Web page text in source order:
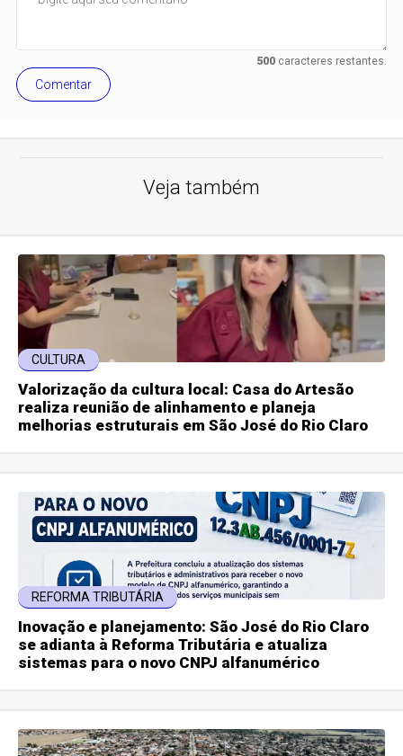
500caracteres restantes.
Comentar
Veja também
CULTURA
Valorização da cultura local: Casa do Artesão
realiza reunião de alinhamento e planeja
melhorias estruturais em São José do Rio Claro
REFORMA TRIBUTÁRIA
Inovação e planejamento: São José do Rio Claro
se adianta à Reforma Tributária e atualiza
sistemas para o novo CNPJ alfanumérico